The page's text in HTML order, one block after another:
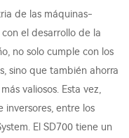
de las máquinas-
el desarrollo de la
no solo cumple con los
sino que también ahorra
valiosos. Esta vez,
inversores, entre los
El SD700 tiene un